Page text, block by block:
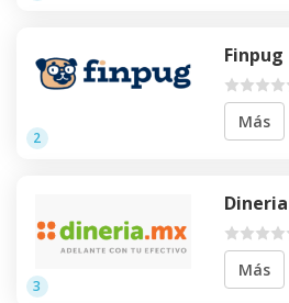
2
Finpug
Más
3
Dineria
Más